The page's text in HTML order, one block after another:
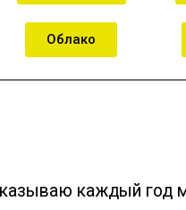
Облако
каждый год